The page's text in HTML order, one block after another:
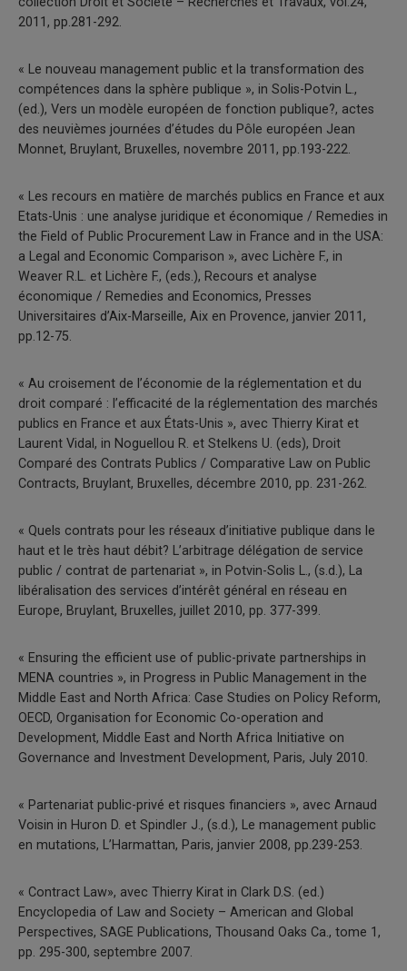
2011, pp.281-292.
« Le nouveau management public et la transformation des
compétences dans la sphère publique », in Solis-Potvin L.,
(ed.), Vers un modèle européen de fonction publique?, actes
des neuvièmes journées d’études du Pôle européen Jean
Monnet, Bruylant, Bruxelles, novembre 2011, pp.193-222.
« Les recours en matière de marchés publics en France et aux
Etats-Unis : une analyse juridique et économique / Remedies in
the Field of Public Procurement Law in France and in the USA:
a Legal and Economic Comparison », avec Lichère F., in
Weaver R.L. et Lichère F., (eds.), Recours et analyse
économique / Remedies and Economics, Presses
Universitaires d’Aix-Marseille, Aix en Provence, janvier 2011,
pp.12-75.
« Au croisement de l’économie de la réglementation et du
droit comparé : l’efficacité de la réglementation des marchés
publics en France et aux États-Unis », avec Thierry Kirat et
Laurent Vidal, in Noguellou R. et Stelkens U. (eds), Droit
Comparé des Contrats Publics / Comparative Law on Public
Contracts, Bruylant, Bruxelles, décembre 2010, pp. 231-262.
« Quels contrats pour les réseaux d’initiative publique dans le
haut et le très haut débit? L’arbitrage délégation de service
public / contrat de partenariat », in Potvin-Solis L., (s.d.), La
libéralisation des services d’intérêt général en réseau en
Europe, Bruylant, Bruxelles, juillet 2010, pp. 377-399.
« Ensuring the efficient use of public-private partnerships in
MENA countries », in Progress in Public Management in the
Middle East and North Africa: Case Studies on Policy Reform,
OECD, Organisation for Economic Co-operation and
Development, Middle East and North Africa Initiative on
Governance and Investment Development, Paris, July 2010.
« Partenariat public-privé et risques financiers », avec Arnaud
Voisin in Huron D. et Spindler J., (s.d.), Le management public
en mutations, L’Harmattan, Paris, janvier 2008, pp.239-253.
« Contract Law», avec Thierry Kirat in Clark D.S. (ed.)
Encyclopedia of Law and Society – American and Global
Perspectives, SAGE Publications, Thousand Oaks Ca., tome 1,
pp. 295-300, septembre 2007.